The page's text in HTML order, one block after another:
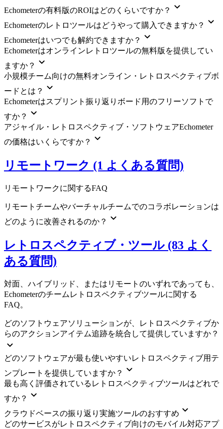
Echometerの有料版のROIはどのくらいですか？
Echometerのレトロツールはどうやって購入できますか？
Echometerはいつでも解約できますか？
Echometerはオンラインレトロツールの無料版を提供してい
ますか？
小規模チーム向けの無料オンライン・レトロスペクティブボ
ードとは？
Echometerはスプリント振り返りボード用のフリーソフトで
すか？
アジャイル・レトロスペクティブ・ソフトウェアEchometer
の価格はいくらですか？
リモートワーク (1 よくある質問)
リモートワークに関するFAQ
リモートチームやバーチャルチームでのコラボレーションは
どのように改善されるのか？
レトロスペクティブ・ツール (83 よく
ある質問)
対面、ハイブリッド、またはリモートのいずれであっても、
Echometerのチームレトロスペクティブツールに関する
FAQ。
どのソフトウェアソリューションが、レトロスペクティブか
らのアクションアイテム追跡を統合して提供していますか？
どのソフトウェアが最も使いやすいレトロスペクティブ用テ
ンプレートを提供していますか？
最も高く評価されているレトロスペクティブツールはどれで
すか？
クラウドベースの振り返り実施ツールのおすすめ
どのサービスがレトロスペクティブ向けのモバイル対応アプ